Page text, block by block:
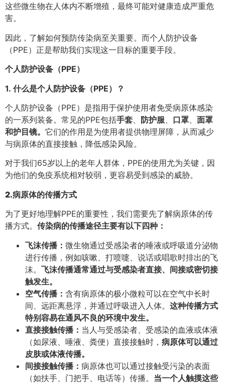
这些微生物在人体内不断增殖，最终可能对健康造成严重危
害。
因此，了解如何预防传染病至关重要。而个人防护设备
（PPE）正是帮助我们实现这一目标的重要手段。
个人防护设备（PPE）
1. 什么是个人防护设备（PPE）？
个人防护设备（PPE）是指用于保护使用者免受病原体感染
的一系列装备。常见的PPE包括手套 防护服 口罩
面罩
和护目镜。 它们的作用是为使用者提供物理屏障，从而减少
与病原体的直接接触，降低感染风险。
对于我们65岁以上的老年人群体，PPE的使用尤为关键，因
为他们的免疫系统相对较弱，更容易受到感染的威胁。
2.病原体的传播方式
为了更好地理解PPE的重要性，我们需要先了解病原体的传
播方式。 传染病的传播途径主要有以下四种：
飞沫传播： 微生物通过受感染者的唾液或呼吸道分泌物
进行传播，例如咳嗽、打喷嚏、说话或唱歌时排出的飞
沫。 飞沫传播通常通过与受感染者直接、间接或密切接
触发生。
空气传播： 含有病原体的极小微粒可以在空气中长时
间、远距离悬浮，并通过呼吸进入人体。 这种传播方式
特别容易在通风不良的环境中发生。
直接接触传播： 当人与受感染者、受感染的血液或体液
（如尿液、唾液、粪便）直接接触时， 病原体可以通过
皮肤或体液传播。
间接接触传播： 病原体也可以通过接触受污染的表面
（如扶手、门把手、电话等）传播。 当一个人触摸这些